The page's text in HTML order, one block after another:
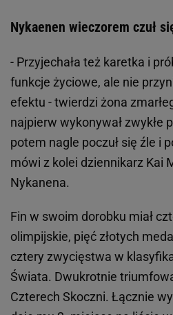
Nykaenen wieczorem czuł
- Przyjechała też karetka i
funkcje życiowe, ale nie
efektu - twierdzi żona
najpierw wykonywał zwykłe
potem nagle poczuł się źle i
mówi z kolei dziennikarz Kai
Nykanena.
Fin w swoim dorobku miał
olimpijskie, pięć złotych
cztery zwycięstwa w
Świata. Dwukrotnie
Czterech Skoczni. Łącznie